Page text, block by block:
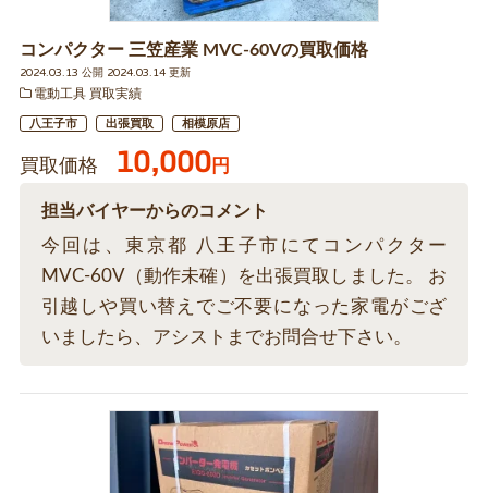
コンパクター 三笠産業 MVC-60Vの買取価格
2024.03.13 公開 2024.03.14 更新
電動工具 買取実績
八王子市 出張買取 相模原店
買取価格 10,000円
担当バイヤーからのコメント
今回は、東京都 八王子市にてコンパクター
MVC-60V（動作未確）を出張買取しました。 お
引越しや買い替えでご不要になった家電がござ
いましたら、アシストまでお問合せ下さい。